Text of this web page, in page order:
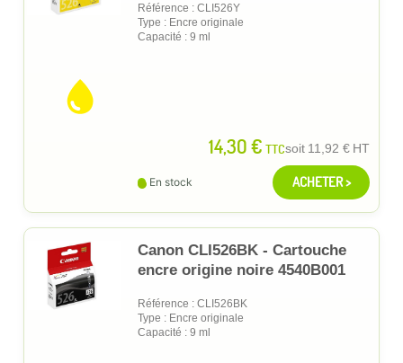
Référence : CLI526Y
Type : Encre originale
Capacité : 9 ml
14,30 € TTCsoit 11,92 € HT
En stock ACHETER >
Canon CLI526BK - Cartouche
encre origine noire 4540B001
Référence : CLI526BK
Type : Encre originale
Capacité : 9 ml